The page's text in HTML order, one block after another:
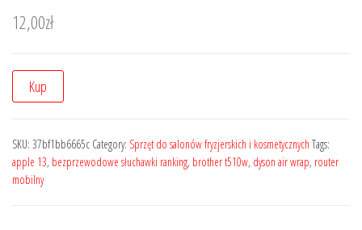
12,00zł
Kup
SKU: 37bf1bb6665c Category: Sprzęt do salonów fryzjerskich i kosmetycznych Tags:
apple 13, bezprzewodowe słuchawki ranking, brother t510w, dyson air wrap, router
mobilny